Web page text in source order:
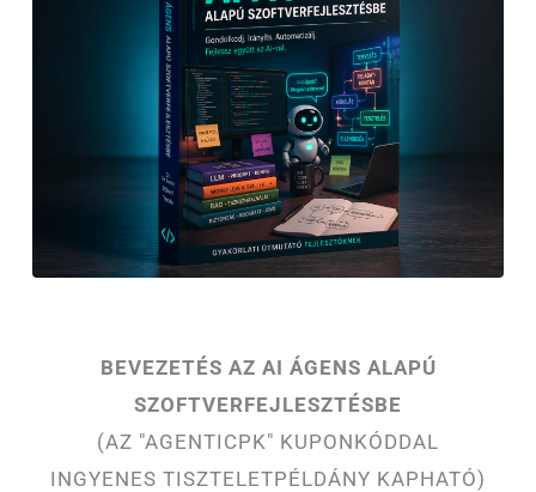
BEVEZETÉS AZ AI ÁGENS ALAPÚ
SZOFTVERFEJLESZTÉSBE
(AZ "AGENTICPK" KUPONKÓDDAL
INGYENES TISZTELETPÉLDÁNY KAPHATÓ)